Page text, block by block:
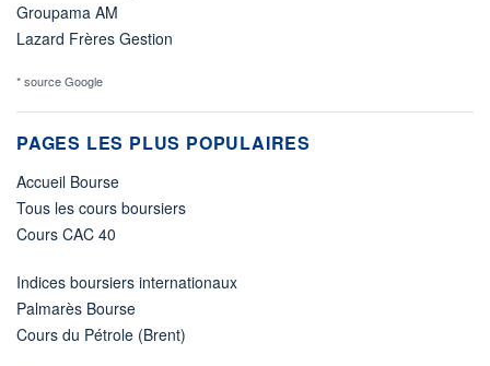
Groupama AM
Lazard Frères Gestion
* source Google
PAGES LES PLUS POPULAIRES
Accueil Bourse
Tous les cours boursiers
Cours CAC 40
Indices boursiers internationaux
Palmarès Bourse
Cours du Pétrole (Brent)